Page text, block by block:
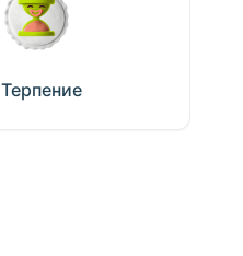
Терпение